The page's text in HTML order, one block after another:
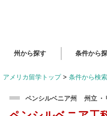
州から探す 条件から
アメリカ留学トップ > 条件から検索
ペンシルベニア州 州立